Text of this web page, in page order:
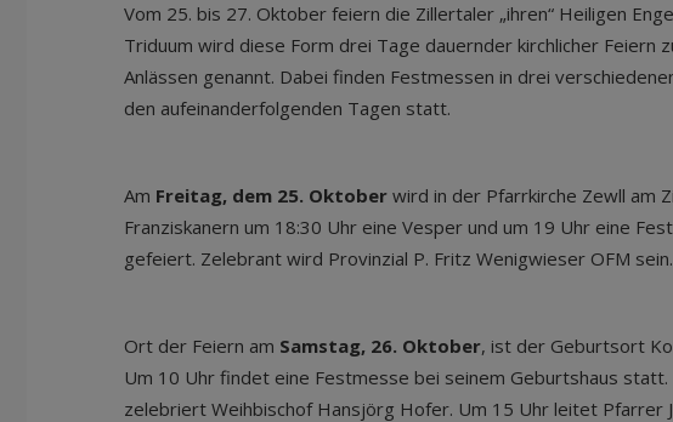
Vom 25. bis 27. Oktober feiern die Zillertaler „ihren“ Heiligen
Triduum wird diese Form drei Tage dauernder kirchlicher Feiern
Anlässen genannt. Dabei finden Festmessen in drei
den aufeinanderfolgenden Tagen statt.
Am Freitag, dem 25. Oktober wird in der Pfarrkirche Zewll am
Franziskanern um 18:30 Uhr eine Vesper und um 19 Uhr eine
gefeiert. Zelebrant wird Provinzial P. Fritz Wenigwieser OFM sein.
Ort der Feiern am Samstag, 26. Oktober, ist der Geburtsort
Um 10 Uhr findet eine Festmesse bei seinem Geburtshaus statt.
zelebriert Weihbischof Hansjörg Hofer. Um 15 Uhr leitet Pfarrer